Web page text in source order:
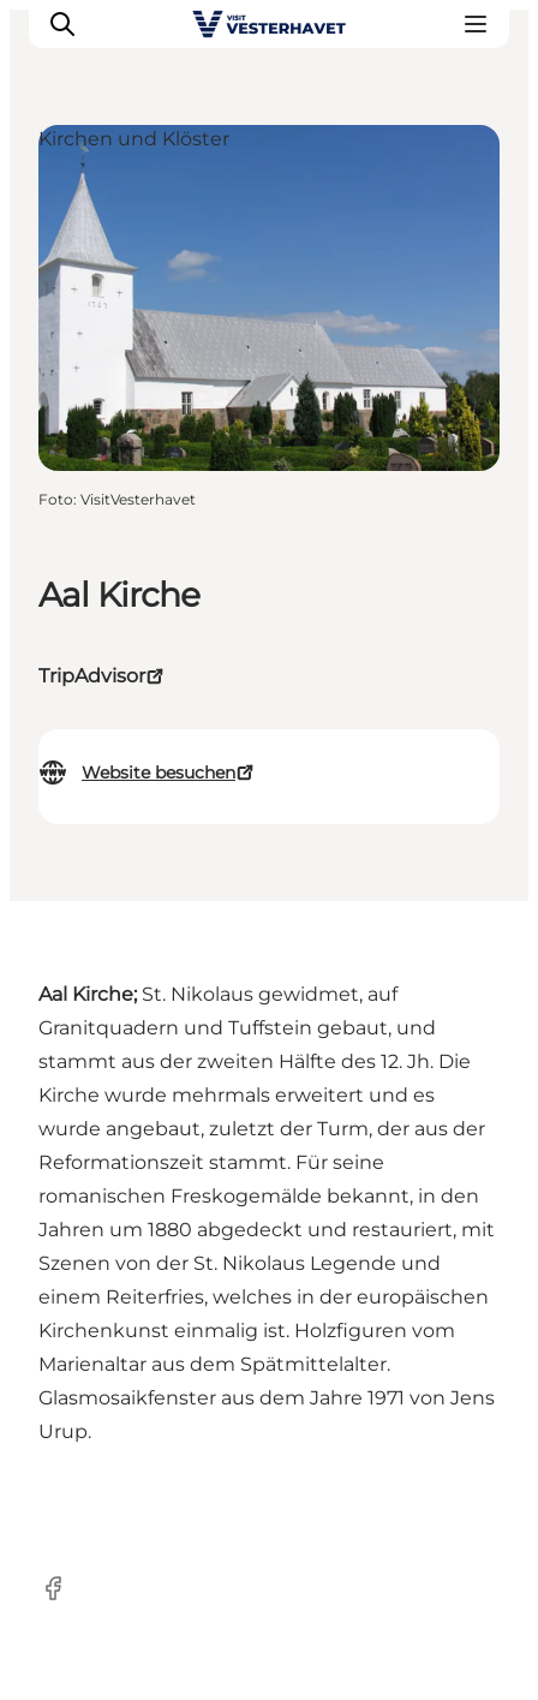
Events
Erlebnisse
Unsere Städte
Essen & Übernachtung
Tickets kaufen
Plane deine Reise
Aal Kirche
TripAdvisor
Website besuchen
Kirchen und Klöster
Foto: VisitVesterhavet
Aal Kirche; St. Nikolaus gewidmet, auf
Granitquadern und Tuffstein gebaut, und
stammt aus der zweiten Hälfte des 12. Jh. Die
Kirche wurde mehrmals erweitert und es
wurde angebaut, zuletzt der Turm, der aus der
Reformationszeit stammt. Für seine
romanischen Freskogemälde bekannt, in den
Jahren um 1880 abgedeckt und restauriert, mit
Szenen von der St. Nikolaus Legende und
einem Reiterfries, welches in der europäischen
Kirchenkunst einmalig ist. Holzfiguren vom
Marienaltar aus dem Spätmittelalter.
Glasmosaikfenster aus dem Jahre 1971 von Jens
Urup.
Facebook